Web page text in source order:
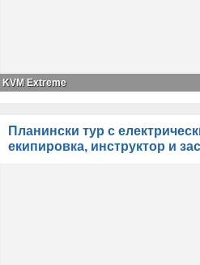
KVM Extreme
Планински тур с
екипировка, инструктор и